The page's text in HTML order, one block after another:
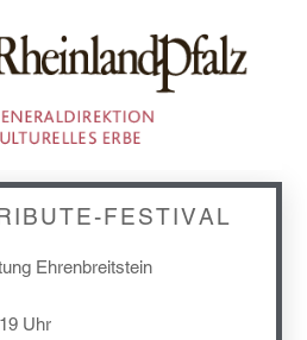
FESTIVAL
Ehrenbreitstein
Uhr